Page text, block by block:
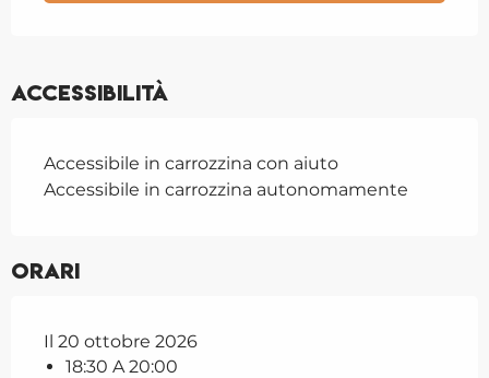
Accessibilità
Accessibile in carrozzina con aiuto
Accessibile in carrozzina autonomamente
Orari
Il 20 ottobre 2026
18:30 A 20:00